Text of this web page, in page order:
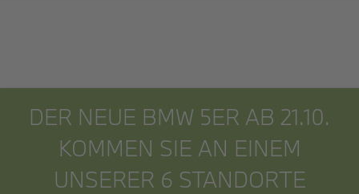
DER NEUE BMW 5ER AB 21.10.
KOMMEN SIE AN EINEM
UNSERER 6 STANDORTE